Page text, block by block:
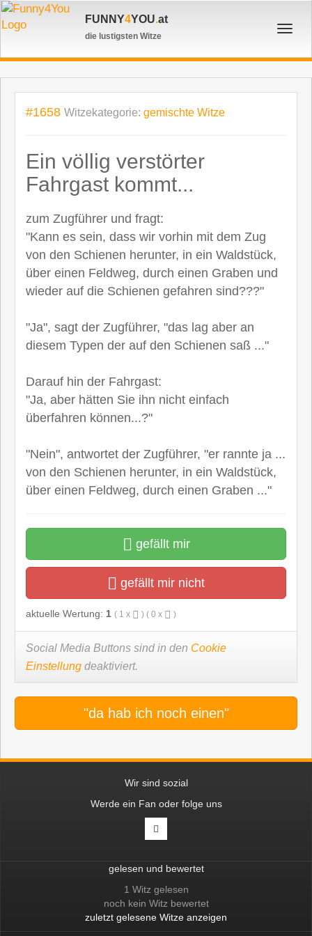
FUNNY4YOU.at
die lustigsten Witze
#1658 Witzekategorie: gemischte Witze
Ein völlig verstörter
Fahrgast kommt...
zum Zugführer und fragt:
"Kann es sein, dass wir vorhin mit dem Zug
von den Schienen herunter, in ein Waldstück,
über einen Feldweg, durch einen Graben und
wieder auf die Schienen gefahren sind???"
"Ja", sagt der Zugführer, "das lag aber an
diesem Typen der auf den Schienen saß ..."
Darauf hin der Fahrgast:
"Ja, aber hätten Sie ihn nicht einfach
überfahren können...?"
"Nein", antwortet der Zugführer, "er rannte ja ...
von den Schienen herunter, in ein Waldstück,
über einen Feldweg, durch einen Graben ..."
gefällt mir
gefällt mir nicht
aktuelle Wertung: 1 ( 1 x ) ( 0 x )
Social Media Buttons sind in den Cookie
Einstellung deaktiviert.
"da hab ich noch einen"
Wir sind sozial
Werde ein Fan oder folge uns
gelesen und bewertet
1 Witz gelesen
noch kein Witz bewertet
zuletzt gelesene Witze anzeigen